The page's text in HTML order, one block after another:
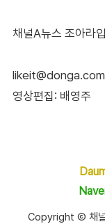
채널A뉴스 조아라
likeit@donga.com
영상편집: 배영주
Copyright Ⓒ 채